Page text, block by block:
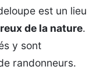
est un lieu
de la nature.
y sont
randonneurs.